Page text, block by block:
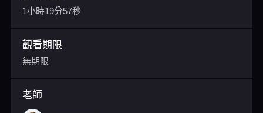
1小時19分57秒
觀看期限
無期限
老師